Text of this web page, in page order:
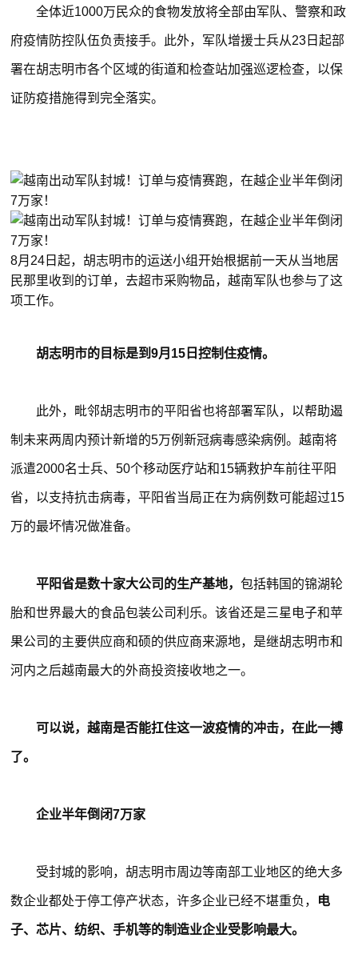
全体近1000万民众的食物发放将全部由军队、警察和政
府疫情防控队伍负责接手。此外，军队增援士兵从23日起部
署在胡志明市各个区域的街道和检查站加强巡逻检查，以保
证防疫措施得到完全落实。
8月24日起，胡志明市的运送小组开始根据前一天从当地居
民那里收到的订单，去超市采购物品，越南军队也参与了这
项工作。
胡志明市的目标是到9月15日控制住疫情。
此外，毗邻胡志明市的平阳省也将部署军队，以帮助遏
制未来两周内预计新增的5万例新冠病毒感染病例。越南将
派遣2000名士兵、50个移动医疗站和15辆救护车前往平阳
省，以支持抗击病毒，平阳省当局正在为病例数可能超过15
万的最坏情况做准备。
平阳省是数十家大公司的生产基地，包括韩国的锦湖轮
胎和世界最大的食品包装公司利乐。该省还是三星电子和苹
果公司的主要供应商和硕的供应商来源地，是继胡志明市和
河内之后越南最大的外商投资接收地之一。
可以说，越南是否能扛住这一波疫情的冲击，在此一搏
了。
企业半年倒闭7万家
受封城的影响，胡志明市周边等南部工业地区的绝大多
数企业都处于停工停产状态，许多企业已经不堪重负， 电
子、芯片、纺织、手机等的制造业企业受影响最大。